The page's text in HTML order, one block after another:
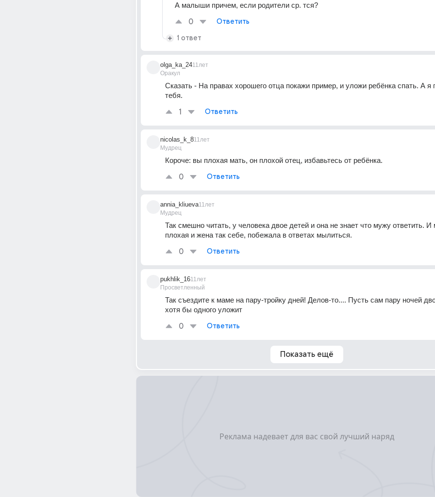
А малыши причем, если родители ср. тся?
0 Ответить
1 ответ
olga_ka_24
Оракул
11лет
Сказать - На правах хорошего отца покажи пример, и уложи ребёнка спать. А я
тебя.
1 Ответить
nicolas_k_8
Мудрец
11лет
Короче: вы плохая мать, он плохой отец, избавьтесь от ребёнка.
0 Ответить
annia_kliueva
Мудрец
11лет
Так смешно читать, у человека двое детей и она не знает что мужу ответить. И
плохая и жена так себе, побежала в ответах мылиться.
0 Ответить
pukhlik_16
Просветленный
11лет
Так съездите к маме на пару-тройку дней! Делов-то.... Пусть сам пару ночей
хотя бы одного уложит
0 Ответить
Показать ещё